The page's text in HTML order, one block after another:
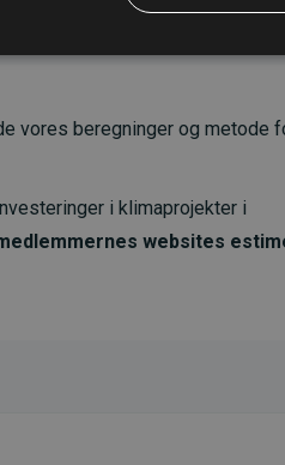
vores beregninger og metode
i klimaprojekter i
websites